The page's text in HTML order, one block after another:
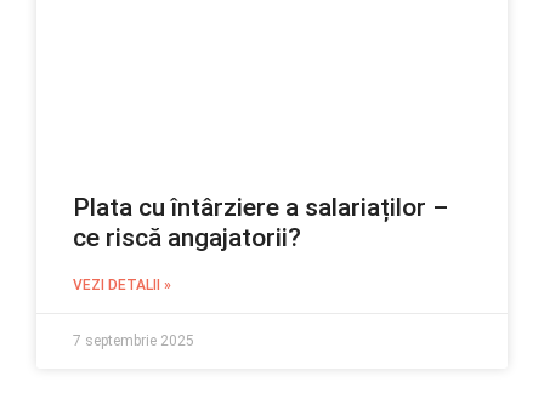
Plata cu întârziere a salariaților –
ce riscă angajatorii?
VEZI DETALII »
7 septembrie 2025